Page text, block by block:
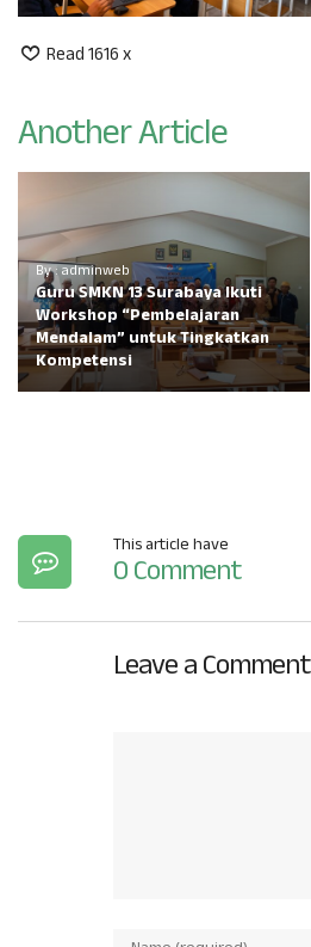
Read 1616 x
Another Article
By : adminweb
Guru SMKN 13 Surabaya Ikuti
Workshop “Pembelajaran
Mendalam” untuk Tingkatkan
Kompetensi
This article have
0 Comment
Leave a Comment